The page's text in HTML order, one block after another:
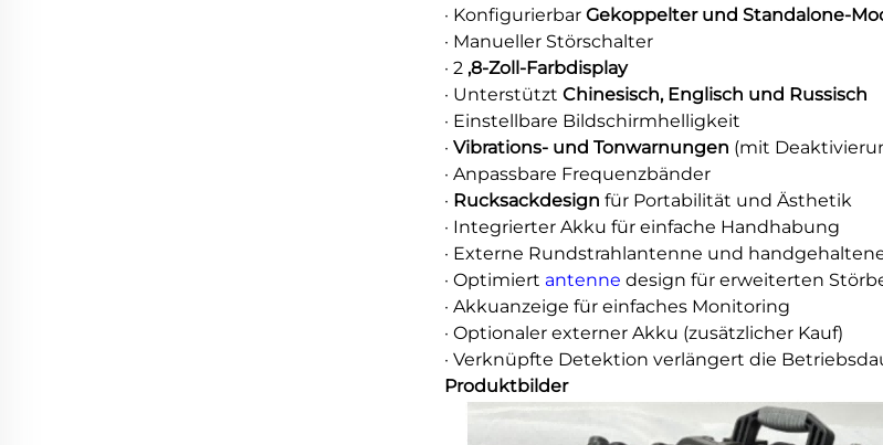
· Konfigurierbar Gekoppelter und Standalone-
· Manueller Störschalter
· 2 ,8-Zoll-Farbdisplay
· Unterstützt Chinesisch, Englisch und Russisch
· Einstellbare Bildschirmhelligkeit
· Vibrations- und Tonwarnungen (mit
· Anpassbare Frequenzbänder
· Rucksackdesign für Portabilität und Ästhetik
· Integrierter Akku für einfache Handhabung
· Externe Rundstrahlantenne und
· Optimiert antenne design für erweiterten
· Akkuanzeige für einfaches Monitoring
· Optionaler externer Akku (zusätzlicher Kauf)
· Verknüpfte Detektion verlängert die
Produktbilder